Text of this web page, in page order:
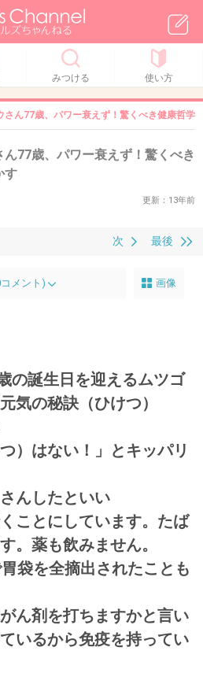
みつける 使い方
さん77歳、パワー衰えず！驚くべき健康哲学
ん77歳、パワー衰えず！驚くべき
す
更新：13年前
最後
次
メント) 画像
の誕生日を迎えるムツゴ
気の秘訣（ひけつ）
）はない！」とキッパリ
んしたといい
ことにしています。たば
。薬も飲みません。
袋を全摘出されたことも
ん剤を打ちますかと言い
いるから免疫を持ってい